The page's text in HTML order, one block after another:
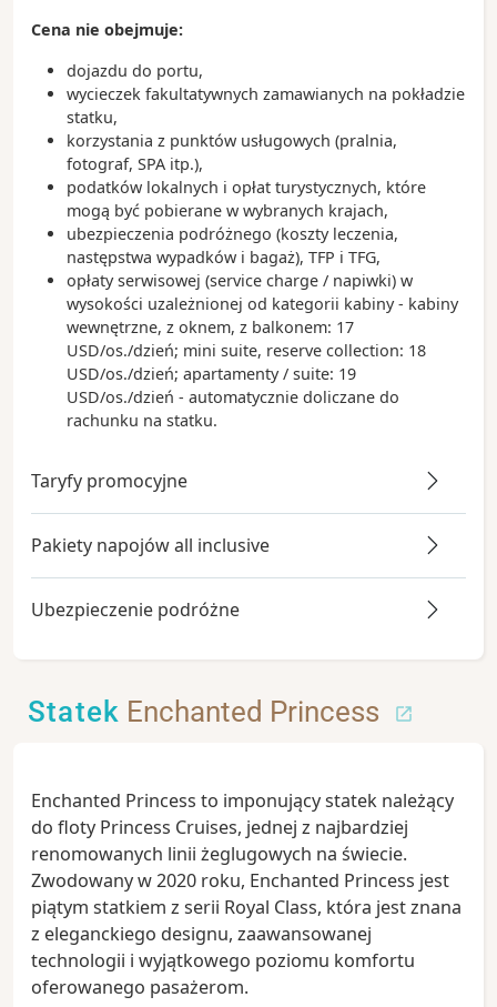
Cena nie obejmuje:
dojazdu do portu,
wycieczek fakultatywnych zamawianych na pokładzie
statku,
korzystania z punktów usługowych (pralnia,
fotograf, SPA itp.),
podatków lokalnych i opłat turystycznych, które
mogą być pobierane w wybranych krajach,
ubezpieczenia podróżnego (koszty leczenia,
następstwa wypadków i bagaż), TFP i TFG,
opłaty serwisowej (service charge / napiwki) w
wysokości uzależnionej od kategorii kabiny - kabiny
wewnętrzne, z oknem, z balkonem: 17
USD/os./dzień; mini suite, reserve collection: 18
USD/os./dzień; apartamenty / suite: 19
USD/os./dzień - automatycznie doliczane do
rachunku na statku.
Taryfy promocyjne
Pakiety napojów all inclusive
Ubezpieczenie podróżne
Statek Enchanted Princess
Enchanted Princess to imponujący statek należący
do floty Princess Cruises, jednej z najbardziej
renomowanych linii żeglugowych na świecie.
Zwodowany w 2020 roku, Enchanted Princess jest
piątym statkiem z serii Royal Class, która jest znana
z eleganckiego designu, zaawansowanej
technologii i wyjątkowego poziomu komfortu
oferowanego pasażerom.